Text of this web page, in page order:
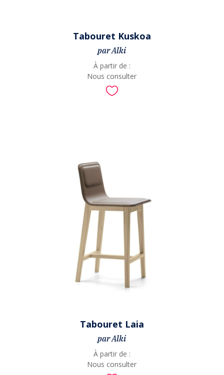
Tabouret Kuskoa
par Alki
À partir de :
Nous consulter

Tabouret Laia
par Alki
À partir de :
Nous consulter